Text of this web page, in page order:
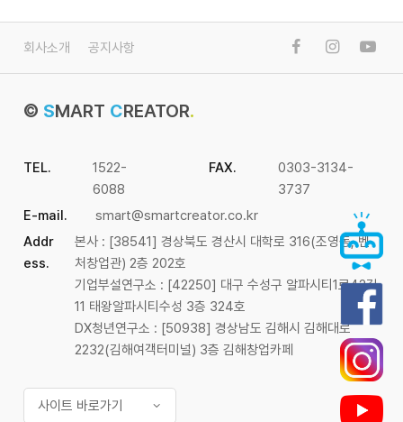
회사소개 공지사항
© SMART CREATOR.
TEL.
1522-
6088
FAX.
0303-3134-
3737
E-mail.
smart@smartcreator.co.kr
Addr
ess.
본사 : [38541] 경상북도 경산시 대학로 316(조영동, 벤
처창업관) 2층 202호
기업부설연구소 : [42250] 대구 수성구 알파시티1로42길
11 태왕알파시티수성 3층 324호
DX청년연구소 : [50938] 경상남도 김해시 김해대로
2232(김해여객터미널) 3층 김해창업카페
사이트 바로가기